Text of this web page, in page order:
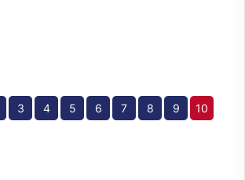
3 4 5 6 7 8 9
10